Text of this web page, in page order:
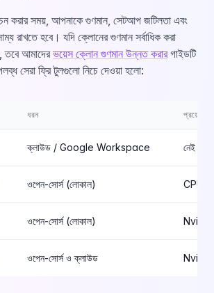
করার সময়, আপনাকে গুণমান, সেটআপ জটিলতা এবং
রাখতে হবে। যদি ক্লোনের গুণমান সর্বাধিক করা
তবে আমাদেরভয়েস ক্লোন গুণমান উন্নত করারগাইডটি
সেরা ফ্রি টুলগুলো নিচে দেওয়া হলো:
ধরন প্রয়োজনীয়
ক্লাউড / Google Workspace নেই
ওপেন-সোর্স (লোকাল) CPU /
ওপেন-সোর্স (লোকাল) Nvidia
ওপেন-সোর্স ও ক্লাউড Nvidia